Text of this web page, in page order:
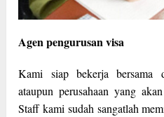
Agen pengurusan visa
Kami siap bekerja bersama
ataupun perusahaan yang
Staff kami sudah sangatlah